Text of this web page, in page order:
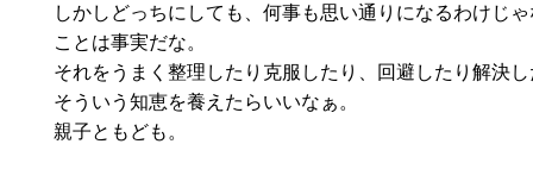
しかしどっちにしても、何事も思い通りになるわけじ
ことは事実だな。
それをうまく整理したり克服したり、回避したり解決
そういう知恵を養えたらいいなぁ。
親子ともども。